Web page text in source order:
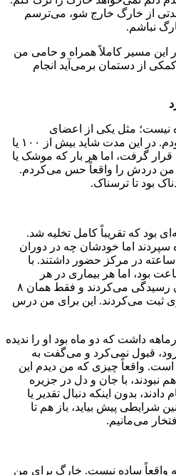
مدتی از خارگ خارج شو، می‌ترسم
نباشم.
این مسیر کاملاً همراه و حامی من
کمکی از دستمان برمی‌آید انجام
مثل یکی از اعضای
خانواده‌ام است، یک تکه از وجودم. در این مدت شاید بیش از ۱۰۰ یا
قرار گرفت، اما هر بار که موشک یا
من دردش را واقعاً حس می‌کردم.
بود تا ترسناک.
بود که تقریباً کامل تخلیه شد.
سپردند اما خودشان چه در دوران
جنگ و چه بعد از آن، تقریباً ۲۴ ساعته در مرکز حضور داشتند. با
ساعت کاری رسمی ۸ ساعت بود، اما هر بیماری در هر
ساعتی مراجعه می‌کرد، ایشان رسیدگی می‌کردند و فقط همان ۸
ثبت می‌کردند. این برای من درس
داشت که دو ماه بود او را ندیده
قبول نمی‌کرد و می‌گفت به
واقعاً چیزی که من دیدم این
نبودند، با جان و دل در جزیره
بدون اینکه دنبال تقدیر یا
شرایطی پیش بیاید، باز هم تا
می‌مانیم.
واقعاً ساده نیست. خارگ برای من